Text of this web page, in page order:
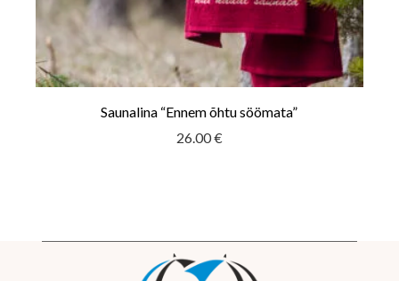
Saunalina “Ennem õhtu söömata”
26.00€